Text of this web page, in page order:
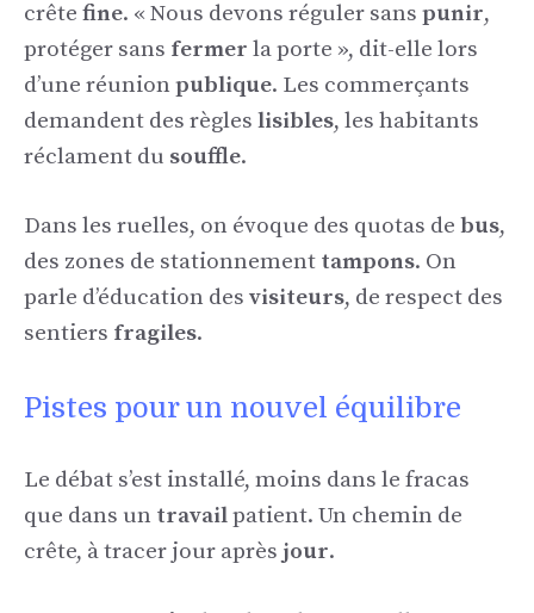
crête fine. « Nous devons réguler sans punir,
protéger sans fermer la porte », dit-elle lors
d’une réunion publique. Les commerçants
demandent des règles lisibles, les habitants
réclament du souffle.
Dans les ruelles, on évoque des quotas de bus,
des zones de stationnement tampons. On
parle d’éducation des visiteurs, de respect des
sentiers fragiles.
Pistes pour un nouvel équilibre
Le débat s’est installé, moins dans le fracas
que dans un travailpatient. Un chemin de
crête, à tracer jour après jour.